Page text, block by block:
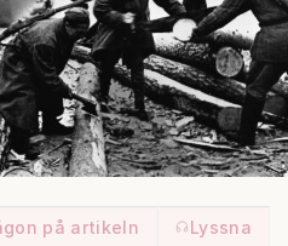
på artikeln
Lyssna